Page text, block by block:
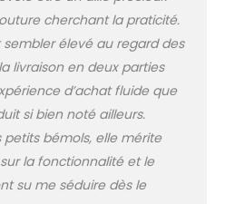
cherchant la praticité.
élevé au regard des
livraison en deux parties
d’achat fluide que
si bien noté ailleurs.
bémols, elle mérite
la fonctionnalité et le
su me séduire dès le